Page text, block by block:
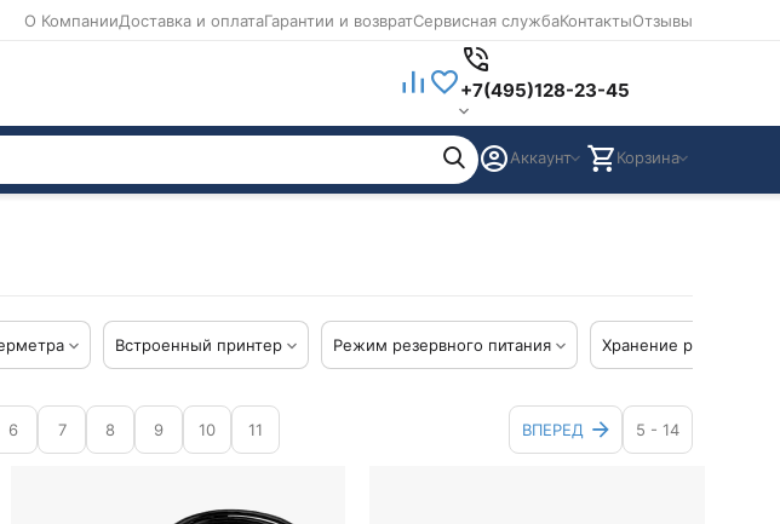
О КомпанииДоставка и оплатаГарантии и возвратСервисная службаКонтактыОтзывы
+7(495)128-23-45
Аккаунт Корзина
Встроенный принтер Режим резервного питания Хранение
6 7 8 9 10 11 ВПЕРЕД 5 - 14